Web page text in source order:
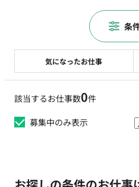
該当するお仕事数0件
募集中のみ表示
気になったお仕事
条